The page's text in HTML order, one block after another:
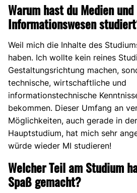
Warum hast du Medien und
Informationswesen
Weil mich die Inhalte des
haben. Ich wollte kein reines
Gestaltungsrichtung machen,
technische, wirtschaftliche und
informationstechnische
bekommen. Dieser Umfang an
Möglichkeiten, auch gerade in
Hauptstudium, hat mich sehr
würde wieder MI studieren!
Welcher Teil am Studium
Spaß gemacht?